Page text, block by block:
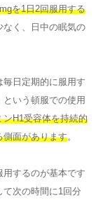
を1日2回服用する
なく、日中の眠気の
日定期的に服用す
いう頓服での使用
H1受容体を持続的
側面があります。
するのが基本です
次の時間に1回分